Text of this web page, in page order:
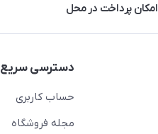
امکان پرداخت در محل
دسترسی سریع
حساب کاربری
مجله فروشگاه